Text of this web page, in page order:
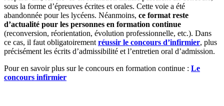
sous la forme d’épreuves écrites et orales. Cette voie a été
abandonnée pour les lycéens. Néanmoins, ce format reste
d’actualité pour les personnes en formation continue
(reconversion, réorientation, évolution professionnelle, etc.). Dans
ce cas, il faut obligatoirement réussir le concours d’infirmier, plus
précisément les écrits d’admissibilité et l’entretien oral d’admission.
Pour en savoir plus sur le concours en formation continue : Le
concours infirmier